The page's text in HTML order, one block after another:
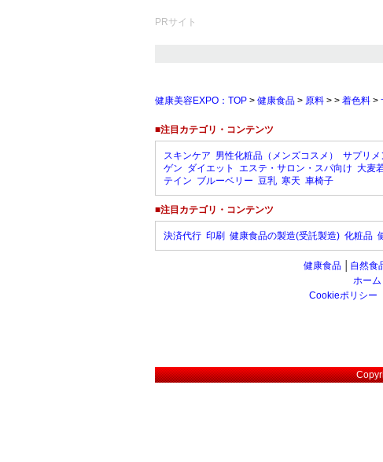
PRサイト
健康美容EXPO：TOP > 健康食品 > 原料 > > 着色料 >
■注目カテゴリ・コンテンツ
スキンケア 男性化粧品（メンズコスメ） サプリメ
ゲン ダイエット エステ・サロン・スパ向け 大麦
テイン ブルーベリー 豆乳 寒天 車椅子
■注目カテゴリ・コンテンツ
決済代行 印刷 健康食品の製造(受託製造) 化粧品
健康食品 自然食
ホーム
Cookieポリシー